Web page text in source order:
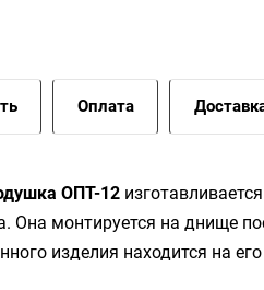
Оплата
ОПТ-12
Она монтируется на днище
изделия находится на